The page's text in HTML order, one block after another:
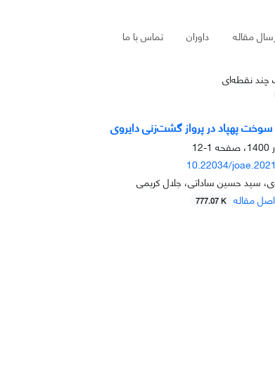
مقاله داوران تماس با ما
چند نقطه‌ای
پهپاد در پرواز گشت‌زنی دایروی
1-12
10.22034/
سید حسین ساداتی، جلال کریمی
اصل مقاله 777.07 K